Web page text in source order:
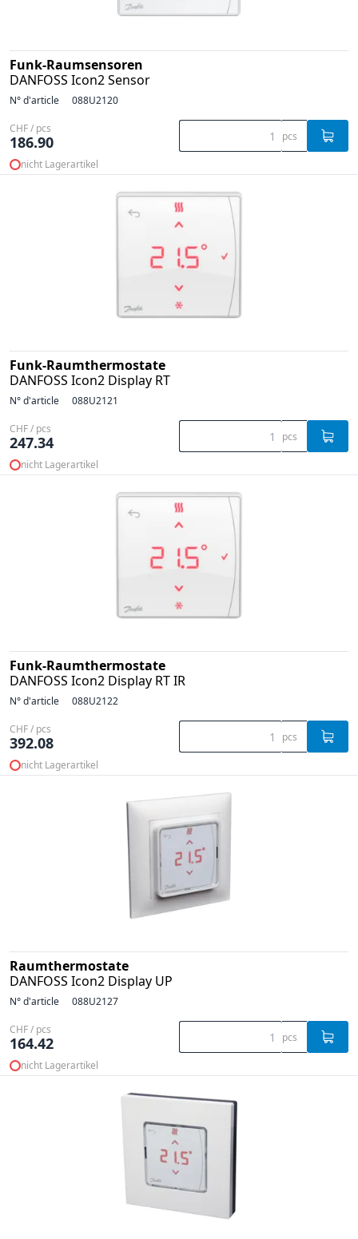
Funk-Raumsensoren
DANFOSS Icon2 Sensor
N° d'article 088U2120
CHF / pcs
186.90 pcs
nicht Lagerartikel
Funk-Raumthermostate
DANFOSS Icon2 Display RT
N° d'article 088U2121
CHF / pcs
247.34 pcs
nicht Lagerartikel
Funk-Raumthermostate
DANFOSS Icon2 Display RT IR
N° d'article 088U2122
CHF / pcs
392.08 pcs
nicht Lagerartikel
Raumthermostate
DANFOSS Icon2 Display UP
N° d'article 088U2127
CHF / pcs
164.42 pcs
nicht Lagerartikel